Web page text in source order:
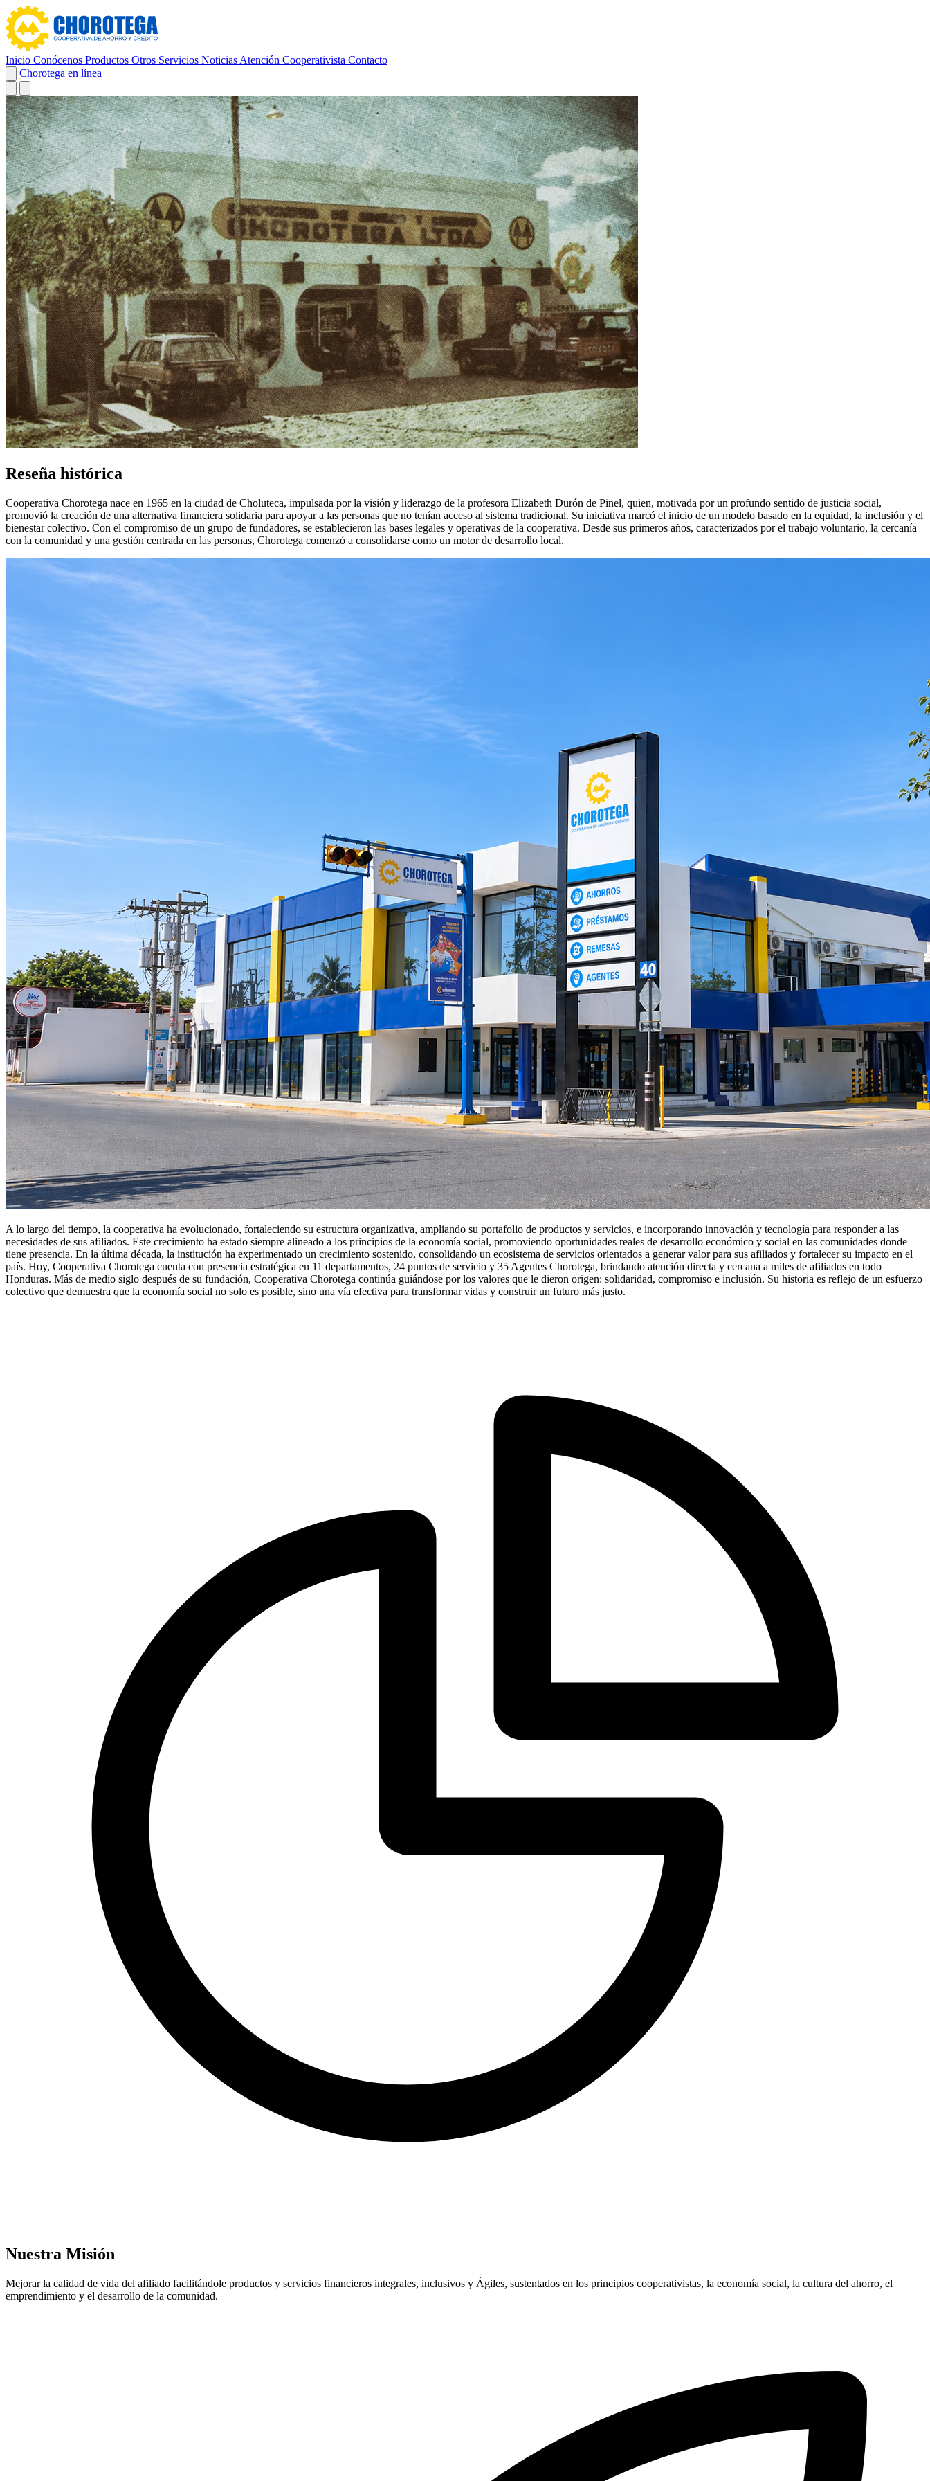
Inicio Conócenos Productos Otros Servicios Noticias Atención Cooperativista Contacto
Chorotega en línea
Reseña histórica
Cooperativa Chorotega nace en 1965 en la ciudad de Choluteca, impulsada por la visión y liderazgo de la profesora Elizabeth Durón de Pinel, quien, motivada por un profundo sentido de justicia social,
promovió la creación de una alternativa financiera solidaria para apoyar a las personas que no tenían acceso al sistema tradicional. Su iniciativa marcó el inicio de un modelo basado en la equidad, la inclusión y el
bienestar colectivo. Con el compromiso de un grupo de fundadores, se establecieron las bases legales y operativas de la cooperativa. Desde sus primeros años, caracterizados por el trabajo voluntario, la cercanía
con la comunidad y una gestión centrada en las personas, Chorotega comenzó a consolidarse como un motor de desarrollo local.
A lo largo del tiempo, la cooperativa ha evolucionado, fortaleciendo su estructura organizativa, ampliando su portafolio de productos y servicios, e incorporando innovación y tecnología para responder a las
necesidades de sus afiliados. Este crecimiento ha estado siempre alineado a los principios de la economía social, promoviendo oportunidades reales de desarrollo económico y social en las comunidades donde
tiene presencia. En la última década, la institución ha experimentado un crecimiento sostenido, consolidando un ecosistema de servicios orientados a generar valor para sus afiliados y fortalecer su impacto en el
país. Hoy, Cooperativa Chorotega cuenta con presencia estratégica en 11 departamentos, 24 puntos de servicio y 35 Agentes Chorotega, brindando atención directa y cercana a miles de afiliados en todo
Honduras. Más de medio siglo después de su fundación, Cooperativa Chorotega continúa guiándose por los valores que le dieron origen: solidaridad, compromiso e inclusión. Su historia es reflejo de un esfuerzo
colectivo que demuestra que la economía social no solo es posible, sino una vía efectiva para transformar vidas y construir un futuro más justo.
Nuestra Misión
Mejorar la calidad de vida del afiliado facilitándole productos y servicios financieros integrales, inclusivos y Ágiles, sustentados en los principios cooperativistas, la economía social, la cultura del ahorro, el
emprendimiento y el desarrollo de la comunidad.